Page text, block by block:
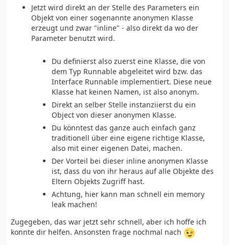
Jetzt wird direkt an der Stelle des Parameters ein
Objekt von einer sogenannte anonymen Klasse
erzeugt und zwar "inline" - also direkt da wo der
Parameter benutzt wird.
Du definierst also zuerst eine Klasse, die von
dem Typ Runnable abgeleitet wird bzw. das
Interface Runnable implementiert. Diese neue
Klasse hat keinen Namen, ist also anonym.
Direkt an selber Stelle instanziierst du ein
Object von dieser anonymen Klasse.
Du könntest das ganze auch einfach ganz
traditionell über eine eigene richtige Klasse,
also mit einer eigenen Datei, machen.
Der Vorteil bei dieser inline anonymen Klasse
ist, dass du von ihr heraus auf alle Objekte des
Eltern Objekts Zugriff hast.
Achtung, hier kann man schnell ein memory
leak machen!
Zugegeben, das war jetzt sehr schnell, aber ich hoffe ich
konnte dir helfen. Ansonsten frage nochmal nach